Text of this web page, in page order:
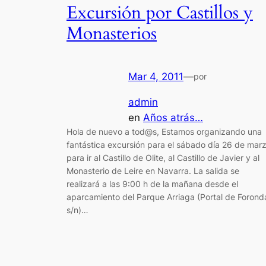
Excursión por Castillos y
Monasterios
Mar 4, 2011—por
admin
en Años atrás…
Hola de nuevo a tod@s, Estamos organizando una
fantástica excursión para el sábado día 26 de
para ir al Castillo de Olite, al Castillo de Javier y al
Monasterio de Leire en Navarra. La salida se
realizará a las 9:00 h de la mañana desde el
aparcamiento del Parque Arriaga (Portal de
s/n)…